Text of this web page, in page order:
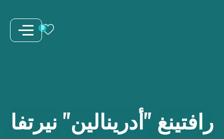
0
رافتينغ "أدرينالين" نيرتفا